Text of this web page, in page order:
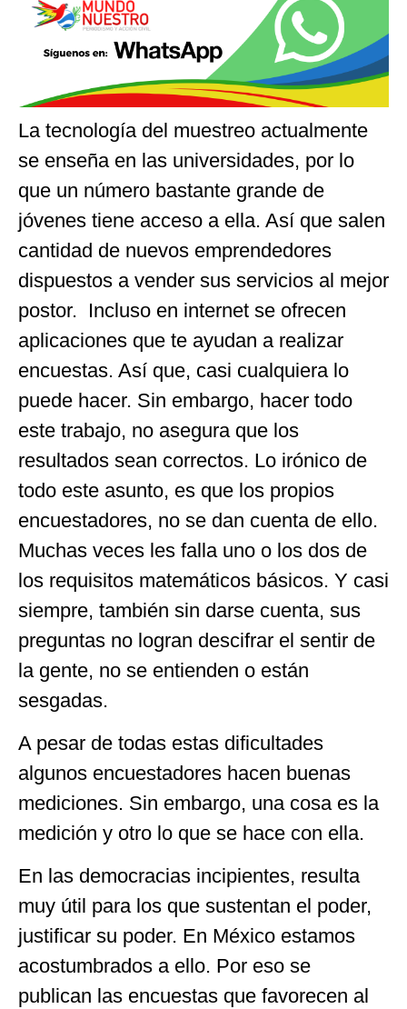
La tecnología del muestreo actualmente
se enseña en las universidades, por lo
que un número bastante grande de
jóvenes tiene acceso a ella. Así que salen
cantidad de nuevos emprendedores
dispuestos a vender sus servicios al mejor
postor. Incluso en internet se ofrecen
aplicaciones que te ayudan a realizar
encuestas. Así que, casi cualquiera lo
puede hacer. Sin embargo, hacer todo
este trabajo, no asegura que los
resultados sean correctos. Lo irónico de
todo este asunto, es que los propios
encuestadores, no se dan cuenta de ello.
Muchas veces les falla uno o los dos de
los requisitos matemáticos básicos. Y casi
siempre, también sin darse cuenta, sus
preguntas no logran descifrar el sentir de
la gente, no se entienden o están
sesgadas.
A pesar de todas estas dificultades
algunos encuestadores hacen buenas
mediciones. Sin embargo, una cosa es la
medición y otro lo que se hace con ella.
En las democracias incipientes, resulta
muy útil para los que sustentan el poder,
justificar su poder. En México estamos
acostumbrados a ello. Por eso se
publican las encuestas que favorecen al